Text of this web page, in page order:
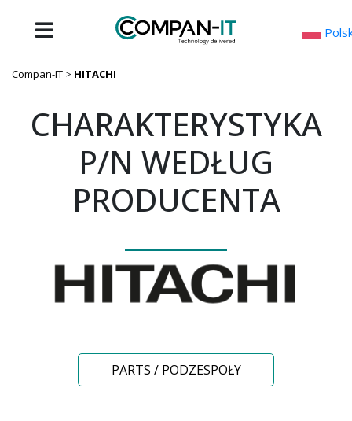
Compan-IT > HITACHI
CHARAKTERYSTYKA
P/N WEDŁUG
PRODUCENTA
PARTS / PODZESPOŁY